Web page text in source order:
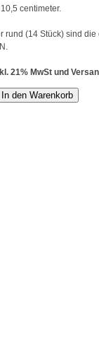
centimeter.
rund (14 Stück) sind
21% MwSt und